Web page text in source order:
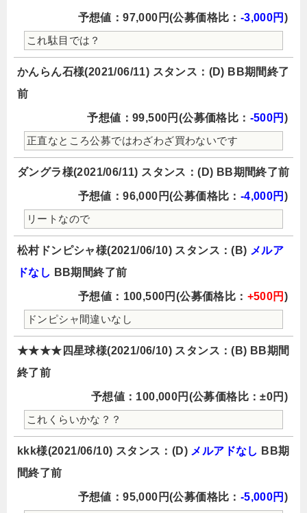
予想値：97,000円(公募価格比： -3,000円 )
これ駄目では？
かんらん石様(2021/06/11) スタンス：(D) BB期間終了
前
予想値：99,500円(公募価格比： -500円 )
正直なところ公募ではわざわざ買わないです
ダングラ様(2021/06/11) スタンス：(D) BB期間終了前
予想値：96,000円(公募価格比： -4,000円 )
リートなので
松村ドンピシャ様(2021/06/10) スタンス：(B) メルア
ドなし BB期間終了前
予想値：100,500円(公募価格比： +500円 )
ドンピシャ間違いなし
★★★★四星球様(2021/06/10) スタンス：(B) BB期間
終了前
予想値：100,000円(公募価格比：±0円)
これくらいかな？？
kkk様(2021/06/10) スタンス：(D) メルアドなし BB期
間終了前
予想値：95,000円(公募価格比： -5,000円 )